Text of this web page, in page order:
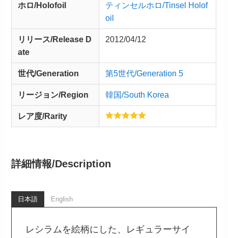
ホロ/Holofoil
ティンセルホロ/Tinsel Holof
oil
リリース/Release D
ate
2012/04/12
世代/Generation 第5世代/Generation 5
リージョン/Region 韓国/South Korea
レア度/Rarity
詳細情報/Description
日本語 English
レシラムを絵柄にした、レギュラーサイ